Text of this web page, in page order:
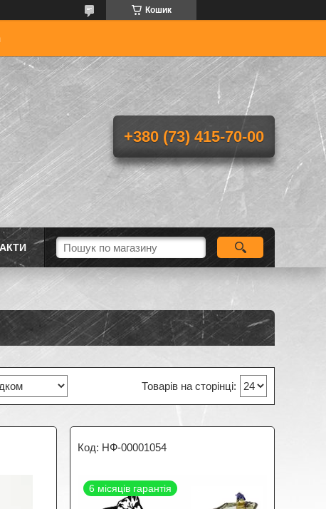
Кошик
+380 (73) 415-70-00
НФ-00001054
6 місяців гарантія